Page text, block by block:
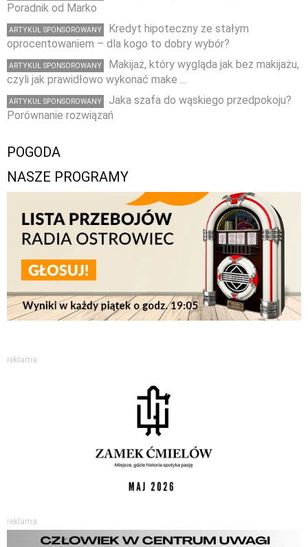
Poradnik od Marko
ARTYKUŁ SPONSOROWANY
Kredyt hipoteczny ze stałym
oprocentowaniem – dla kogo to dobry wybór?
ARTYKUŁ SPONSOROWANY
Makijaż, który wygląda jak bez makijażu,
czyli jak prawidłowo wykonać make …
ARTYKUŁ SPONSOROWANY
Jaka szafa do wąskiego przedpokoju?
Porównanie rozwiązań
POGODA
NASZE PROGRAMY
reklama
reklama